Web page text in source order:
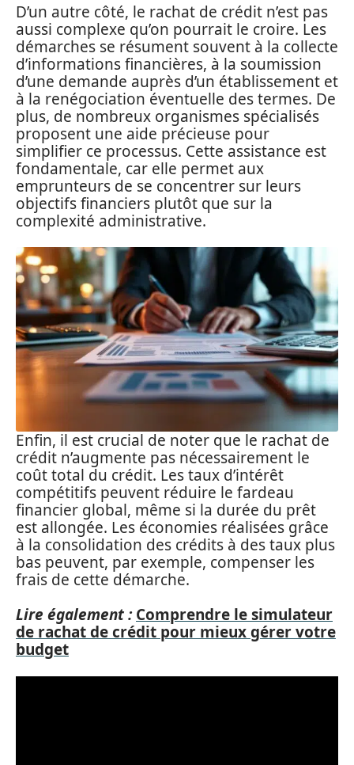
D’un autre côté, le rachat de crédit n’est pas
aussi complexe qu’on pourrait le croire. Les
démarches se résument souvent à la collecte
d’informations financières, à la soumission
d’une demande auprès d’un établissement et
à la renégociation éventuelle des termes. De
plus, de nombreux organismes spécialisés
proposent une aide précieuse pour
simplifier ce processus. Cette assistance est
fondamentale, car elle permet aux
emprunteurs de se concentrer sur leurs
objectifs financiers plutôt que sur la
complexité administrative.
Enfin, il est crucial de noter que le rachat de
crédit n’augmente pas nécessairement le
coût total du crédit. Les taux d’intérêt
compétitifs peuvent réduire le fardeau
financier global, même si la durée du prêt
est allongée. Les économies réalisées grâce
à la consolidation des crédits à des taux plus
bas peuvent, par exemple, compenser les
frais de cette démarche.
Lire également : Comprendre le simulateur
de rachat de crédit pour mieux gérer votre
budget